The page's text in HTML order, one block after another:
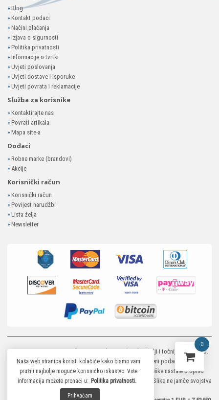
»Blog
» Kontakt podaci
» Načini plaćanja
» Izjava o sigurnosti
» Politika privatnosti
» Informacije o tvrtki
» Uvjeti poslovanja
» Uvjeti dostave i isporuke
» Uvjeti povrata i reklamacije
Služba za korisnike
» Kontaktirajte nas
» Povrati artikala
» Mapa site-a
Dodaci
» Robne marke (brandovi)
» Akcije
Korisnički račun
» Korisnički račun
» Povijest narudžbi
» Lista želja
» Newsletter
MP-ELEKTRONIKA SHOP© 2026. Trudimo se dati što bolji i točniji opis i sliku.
Unatoč tome, ne možemo garantirati da su svi navedeni podaci i slike u
potpunosti točni. Ne odgovaramo za eventualne pogreške nastale u opisu
proizvoda, greške prilikom štampanja te promjene cijena. Slike ne jamče svojstva
proizvoda.
0
Naša web stranica koristi kolačiće kako bismo vam
pružili najbolje moguće korisničko iskustvo. Više
informacija možete pronaći u: Politika privatnosti.
Prihvaćam